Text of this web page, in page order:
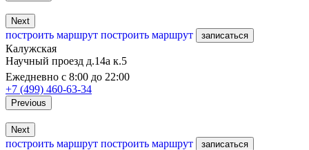
Next
построить маршрут построить маршрут записаться
Калужская
Научный проезд д.14а к.5
Ежедневно с 8:00 до 22:00
+7 (499) 460-63-34
Previous
Next
построить маршрут построить маршрут записаться